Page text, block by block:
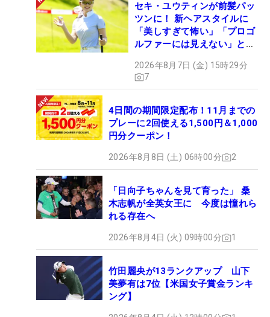
セキ・ユウティンが前髪パッ
ツンに！ 新ヘアスタイルに
「美しすぎて怖い」「プロゴ
ルファーには見えない」とコ
2026年8月7日 (金) 15時29分
7
4日間の期間限定配布！11月までの
プレーに2回使える1,500円＆1,000
円分クーポン！
2026年8月8日 (土) 06時00分 2
「日向子ちゃんを見て育った」 桑
木志帆が全英女王に 今度は憧れら
れる存在へ
2026年8月4日 (火) 09時00分 1
竹田麗央が13ランクアップ 山下
美夢有は7位【米国女子賞金ランキ
ング】